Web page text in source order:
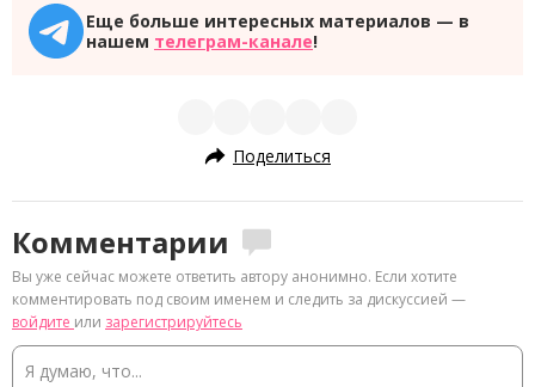
Еще больше интересных материалов — в
нашем телеграм-канале!
Поделиться
Комментарии
Вы уже сейчас можете ответить автору анонимно. Если хотите
комментировать под своим именем и следить за дискуссией —
войдите или зарегистрируйтесь